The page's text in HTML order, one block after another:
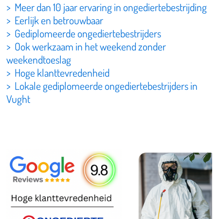
> Meer dan 10 jaar ervaring in ongediertebestrijding
> Eerlijk en betrouwbaar
> Gediplomeerde ongediertebestrijders
> Ook werkzaam in het weekend zonder
weekendtoeslag
> Hoge klanttevredenheid
> Lokale gediplomeerde ongediertebestrijders in
Vught